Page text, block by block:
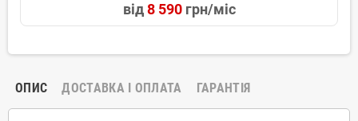
від8 590грн/міс
ОПИС ДОСТАВКА І ОПЛАТА ГАРАНТІЯ